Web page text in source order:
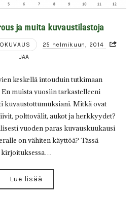
ja muita kuvaustilastoja
25 helmikuun, 2014
JAA
keskellä intouduin tutkimaan
muista vuosiin tarkastelleeni
kuvaustottumuksiani. Mitkä ovat
polttovälit, aukot ja herkkyydet?
vuoden paras kuvauskuukausi
on vähiten käyttöä? Tässä
kirjoituksessa…
Lue lisää